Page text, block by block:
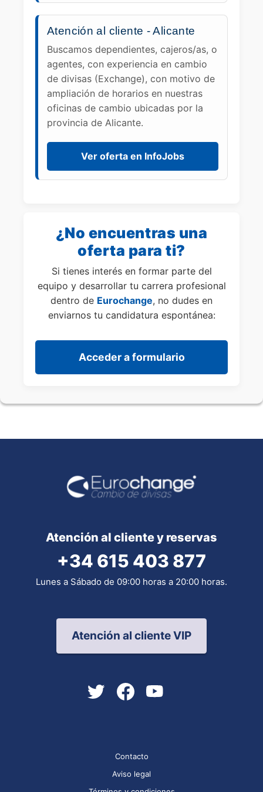
Atención al cliente - Alicante
Buscamos dependientes, cajeros/as, o
agentes, con experiencia en cambio
de divisas (Exchange), con motivo de
ampliación de horarios en nuestras
oficinas de cambio ubicadas por la
provincia de Alicante.
Ver oferta en InfoJobs
¿No encuentras una
oferta para ti?
Si tienes interés en formar parte del
equipo y desarrollar tu carrera profesional
dentro de Eurochange, no dudes en
enviarnos tu candidatura espontánea:
Acceder a formulario
Atención al cliente y reservas
+34 615 403 877
Lunes a Sábado de 09:00 horas a 20:00 horas.
Atención al cliente VIP
Contacto
Aviso legal